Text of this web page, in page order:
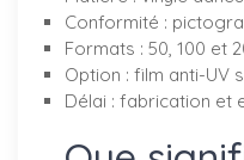
Conformité :
Formats : 50, 100 et
Option : film anti-UV
Délai : fabrication et